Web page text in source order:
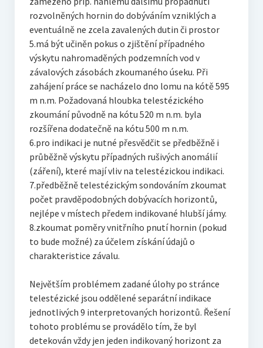
rozvolněných hornin do dobýváním vzniklých a
eventuálně ne zcela zavalených dutin či prostor
5.má být učiněn pokus o zjištění případného
výskytu nahromaděných podzemních vod v
závalových zásobách zkoumaného úseku. Při
zahájení práce se nacházelo dno lomu na kótě 595
m n.m. Požadovaná hloubka telestézického
zkoumání původně na kótu 520 m n.m. byla
rozšířena dodatečně na kótu 500 m n.m.
6.pro indikaci je nutné přesvědčit se předběžně i
průběžně výskytu případných rušivých anomálií
(záření), které mají vliv na telestézickou indikaci.
7.předběžně telestézickým sondováním zkoumat
počet pravděpodobných dobývacích horizontů,
nejlépe v místech předem indikované hlubší jámy.
8.zkoumat poměry vnitřního pnutí hornin (pokud
to bude možné) za účelem získání údajů o
charakteristice závalu.
Největším problémem zadané úlohy po stránce
telestézické jsou oddělené separátní indikace
jednotlivých 9 interpretovaných horizontů. Řešení
tohoto problému se provádělo tím, že byl
detekován vždy jen jeden indikovaný horizont za